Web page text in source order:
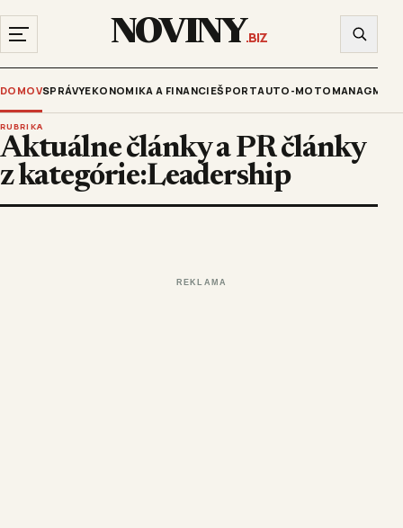
NOVINY.BIZ
DOMOVSPRÁVYEKONOMIKA A FINANCIEŠPORTAUTO-MOTO
RUBRIKA
Aktuálne články a PR články
z kategórie:Leadership
REKLAMA